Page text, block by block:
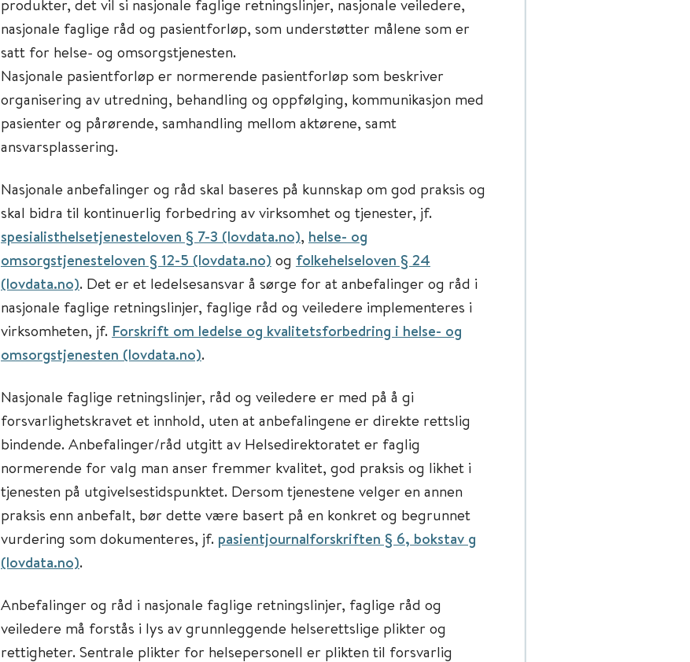
produkter, det vil si nasjonale faglige retningslinjer, nasjonale veiledere,
nasjonale faglige råd og pasientforløp, som understøtter målene som er
satt for helse- og omsorgstjenesten.
Nasjonale pasientforløp er normerende pasientforløp som beskriver
organisering av utredning, behandling og oppfølging, kommunikasjon med
pasienter og pårørende, samhandling mellom aktørene, samt
ansvarsplassering.
Nasjonale anbefalinger og råd skal baseres på kunnskap om god praksis og
skal bidra til kontinuerlig forbedring av virksomhet og tjenester, jf.
spesialisthelsetjenesteloven § 7-3 (lovdata.no), helse- og
omsorgstjenesteloven § 12-5 (lovdata.no) og folkehelseloven § 24
(lovdata.no). Det er et ledelsesansvar å sørge for at anbefalinger og råd i
nasjonale faglige retningslinjer, faglige råd og veiledere implementeres i
virksomheten, jf. Forskrift om ledelse og kvalitetsforbedring i helse- og
omsorgstjenesten (lovdata.no).
Nasjonale faglige retningslinjer, råd og veiledere er med på å gi
forsvarlighetskravet et innhold, uten at anbefalingene er direkte rettslig
bindende. Anbefalinger/råd utgitt av Helsedirektoratet er faglig
normerende for valg man anser fremmer kvalitet, god praksis og likhet i
tjenesten på utgivelsestidspunktet. Dersom tjenestene velger en annen
praksis enn anbefalt, bør dette være basert på en konkret og begrunnet
vurdering som dokumenteres, jf. pasientjournalforskriften § 6, bokstav g
(lovdata.no).
Anbefalinger og råd i nasjonale faglige retningslinjer, faglige råd og
veiledere må forstås i lys av grunnleggende helserettslige plikter og
rettigheter. Sentrale plikter for helsepersonell er plikten til forsvarlig